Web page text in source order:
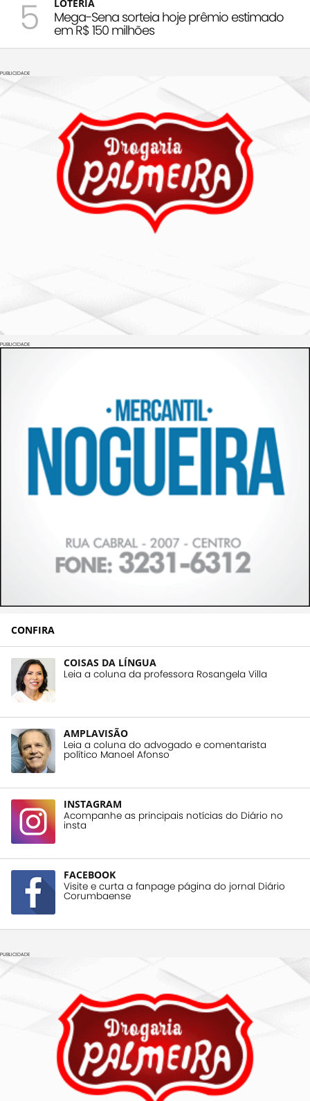
5 LOTERIA
Mega-Sena sorteia hoje prêmio estimado
em R$ 150 milhões
PUBLICIDADE
PUBLICIDADE
CONFIRA
COISAS DA LÍNGUA
Leia a coluna da professora Rosangela Villa
AMPLAVISÃO
Leia a coluna do advogado e comentarista
político Manoel Afonso
INSTAGRAM
Acompanhe as principais notícias do Diário no
insta
FACEBOOK
Visite e curta a fanpage página do jornal Diário
Corumbaense
PUBLICIDADE